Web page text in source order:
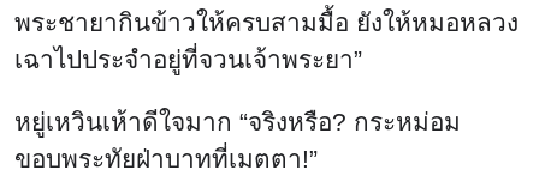
พระชายากินข้าวให้ครบสามมื้อ ยังให้หมอหลวง
เฉาไปประจำอยู่ที่จวนเจ้าพระยา”
หยู่เหวินเห้าดีใจมาก “จริงหรือ? กระหม่อม
ขอบพระทัยฝ่าบาทที่เมตตา!”